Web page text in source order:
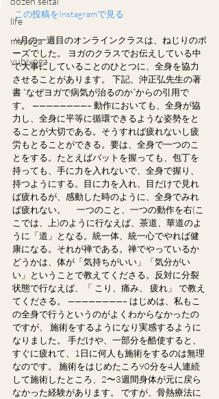
life
meyoga
yubiyoga
この投稿をInstagramで見る
9月の一週目のオンラインクラスは、ねじりのポ
ーズでした。 ヨガのクラスでお伝えしている中
で大事にしていることのひとつに、全身を協力
させることがあります。 下記、沖正弘先生の著
書 “なぜヨガで病気が治るのか”からの引用で
す。 ————————– 動作においても、全身が協
力し、全身に平等に循環できるような姿勢をと
ることが大切である。そうすれば疲れないし疲
労もとることができる。要は、全身で一つのこ
とをする。たとえばバットを握っても、包丁を
持っても、手に力を入れないで、全身で握り、
持つようにする。目に力を入れ、目だけで見れ
ば疲れるが、感動した時のように、全身でみれ
ば疲れない。　 一つのこと、一つの動作を右(こ
こでは、上)のように行なえば、茶道、華道のよ
うに「道」となる。統一体、統一心でやれば健
康になる。それが禅である。禅でやっているか
どうかは、体が「気持ちがいい」「気分がい
い」ということで教えてくださる。反対に分裂
状態で行なえば、「 こり、痛み、 疲れ」 で教え
てくださる。 ————————– はじめは、私もこ
の全身で行うというのがよくわからなかったの
ですが、 施術をするようになり実感するように
なりました。 手だけや、一部分を酷使すると、
すぐに疲れて、1日に何人も施術をするのは無理
なのです。 施術をはじめたころ90分を4人連続
して施術したところ、2〜3週間身体が元に戻ら
なかった経験があります。 ですが、骨熱療法に